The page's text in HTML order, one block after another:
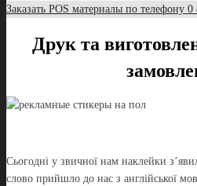
Заказать POS материалы по телефону
Друк та
Сьогодні у звичної нам наклейки
слово прийшло до нас з англійської